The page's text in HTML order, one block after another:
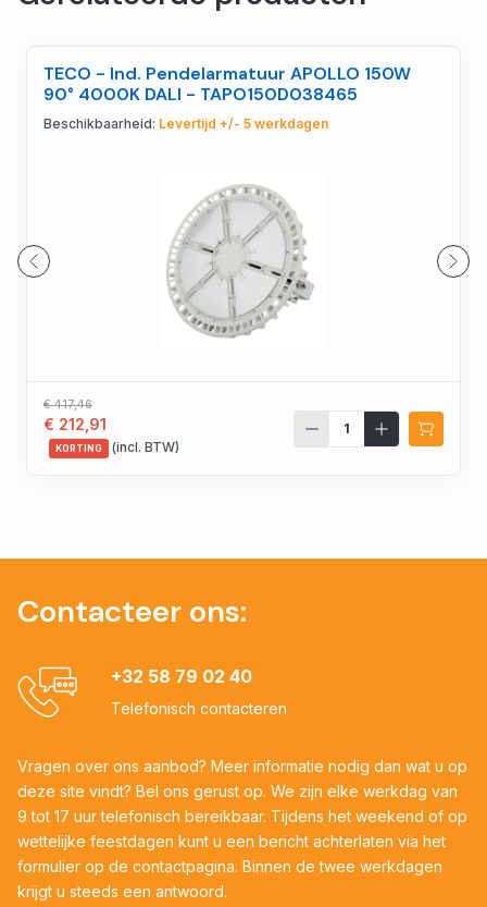
TECO - Ind. Pendelarmatuur APOLLO 150W
90° 4000K DALI - TAPO150D038465
Beschikbaarheid: Levertijd +/- 5 werkdagen
€ 417,46
€ 212,91
KORTING (incl. BTW)
Contacteer ons:
+32 58 79 02 40
Telefonisch contacteren
Vragen over ons aanbod? Meer informatie nodig dan wat u op
deze site vindt? Bel ons gerust op. We zijn elke werkdag van
9 tot 17 uur telefonisch bereikbaar. Tijdens het weekend of op
wettelijke feestdagen kunt u een bericht achterlaten via het
formulier op de contactpagina. Binnen de twee werkdagen
krijgt u steeds een antwoord.